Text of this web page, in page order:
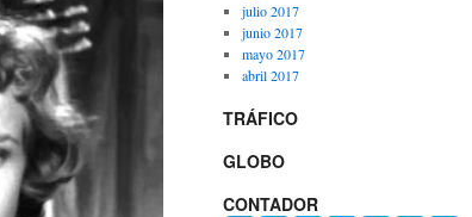
julio 2017
junio 2017
mayo 2017
abril 2017
TRÁFICO
GLOBO
CONTADOR